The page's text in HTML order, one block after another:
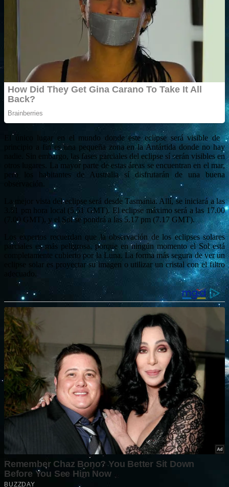
El único lugar en el mundo donde este eclipse será visible de
principio a fin es una pequeña zona en la Antártida donde no hay
nadie. Sin embargo, las fases parciales del eclipse sí serán visibles en
otros lugares. La mayor parte de estas áreas se encuentran en el mar,
pero los habitantes de Australia sí disfrutarán de una buena
observación.
La mejor vista del eclipse será desde Tasmania. Allí, se iniciará a las
3.51 pm hora local (5.51 GMT). El eclipse máximo será a las 17.00
(7.00 GMT), y el Sol se pondrá a las 5.17 pm (7.17 GMT).
Los expertos recuerdan que la observación de los eclipses solares
parciales es más peligrosa, porque en ningún momento el Sol está
completamente cubierto por la Luna. La forma más segura de ver un
eclipse solar es proyectar su imagen o utilizar un cristal con el filtro